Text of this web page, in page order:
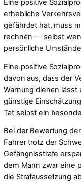
Eine positive
erhebliche
gefährdet hat, muss
rechnen — selbst
persönliche
Eine positive
davon aus, dass der
Warnung dienen lässt
günstige
Tat selbst ein
Bei der Bewertung
Fahrer trotz der
Gefängnisstrafe
dem Mann zwar eine
die Strafaussetzung